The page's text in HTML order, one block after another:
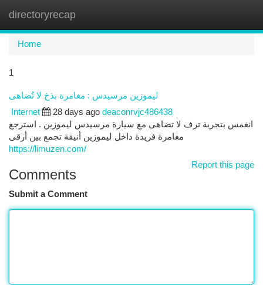
directoryrecap
Home
1
ليموزين مرسيدس : مغامرة بذخ لا تُضاهى
Internet 28 days ago deaconrvjc486438
انغمس بتجربة ترف لا تضاهى مع سيارة مرسيدس ليموزين . استرجع
مغامرة فريدة داخل ليموزين أنيقة تجمع بين أرقى
https://limuzen.com/
Report this page
Comments
Submit a Comment